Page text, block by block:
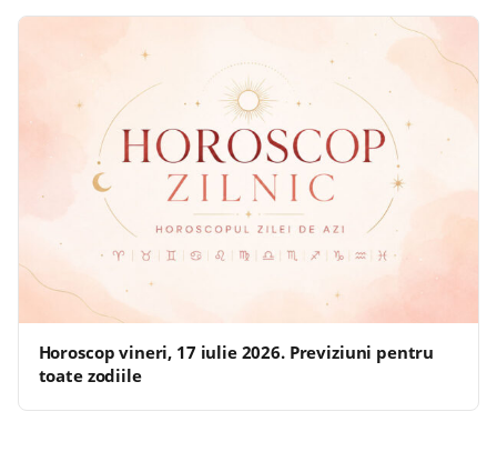
Horoscop vineri, 17 iulie 2026. Previziuni pentru
toate zodiile